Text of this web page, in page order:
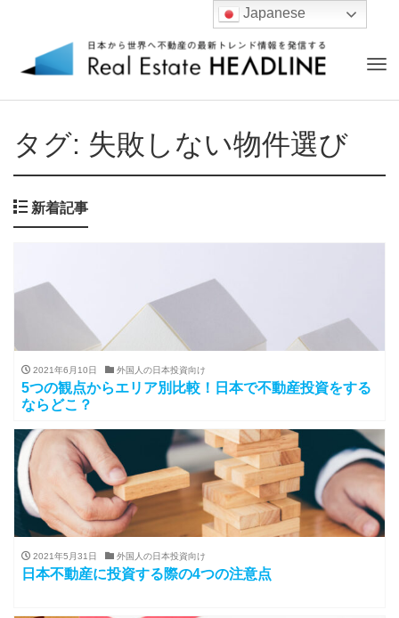
タグ: 失敗しない物件選び
新着記事
2021年6月10日 外国人の日本投資向け
5つの観点からエリア別比較！日本で不動産投資をする
ならどこ？
2021年5月31日 外国人の日本投資向け
日本不動産に投資する際の4つの注意点
Japanese